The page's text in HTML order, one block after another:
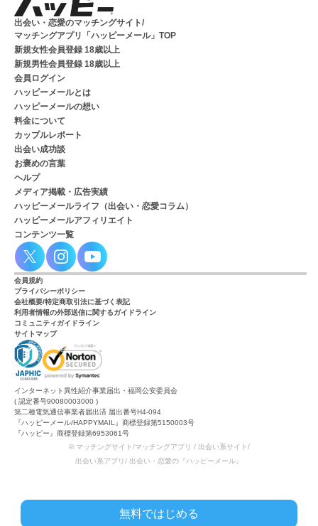
出会い・恋愛のマッチングサイト/
マッチングアプリ「ハッピーメール」TOP
新規女性会員登録 18歳以上
新規男性会員登録 18歳以上
会員ログイン
ハッピーメールとは
ハッピーメールの想い
料金について
カップルレポート
出会い成功談
お褒めの言葉
ヘルプ
メディア掲載・広告実績
ハッピーメールライフ（出会い・恋愛コラム）
ハッピーメールアフィリエイト
コンテンツ一覧
会員規約
プライバシーポリシー
会社概要/特定商取引法に基づく表記
利用者情報の外部送信に関するガイドライン
コミュニティガイドライン
サイトマップ
インターネット異性紹介事業届出・福岡公安委員会
( 認定番号90080003000 )
第二種電気通信事業者届出済 届出番号H4-094
『ハッピーメール/HAPPYMAIL』商標登録第5150003号
『ハッピー』商標登録第6953061号
© マッチングサイト/マッチングアプリ / 出会い系サイト/
出会い系アプリ/ 出会い・恋愛の『ハッピーメール』
無料ではじめる